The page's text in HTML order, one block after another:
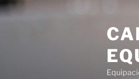
Saltar
al